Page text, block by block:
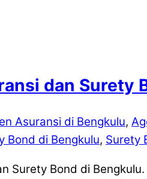
dan Surety
Asuransi di Bengkulu,
Bond di Bengkulu, Surety
Surety Bond di